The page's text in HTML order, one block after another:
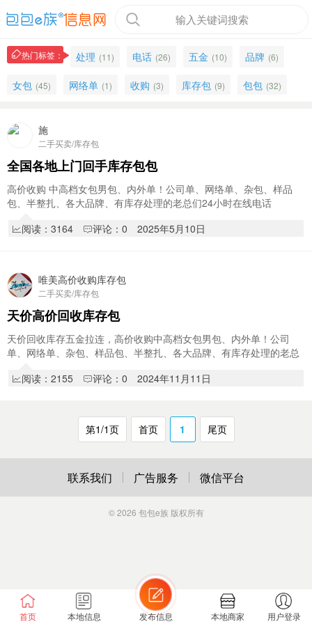
输入关键词搜索
热门标签： 处理 (11) 电话 (26) 五金 (10) 品牌 (6)
女包 (45) 网络单 (1) 收购 (3) 库存包 (9) 包包 (32)
施
二手买卖/库存包
全国各地上门回手库存包包
高价收购 中高档女包男包、内外单！公司单、网络单、杂包、样品
包、半整扎、各大品牌、有库存处理的老总们24小时在线电话
阅读：3164
评论：0 2025年5月10日
唯美高价收购库存包
二手买卖/库存包
天价高价回收库存包
天价回收库存五金拉连，高价收购中高档女包男包、内外单！公司
单、网络单、杂包、样品包、半整扎、各大品牌、有库存处理的老总
阅读：2155
评论：0 2024年11月11日
第1/1页 首页 1 尾页
首页 本地信息 发布信息 本地商家 用户登录
联系我们 广告服务 微信平台
© 2026 包包e族版权所有